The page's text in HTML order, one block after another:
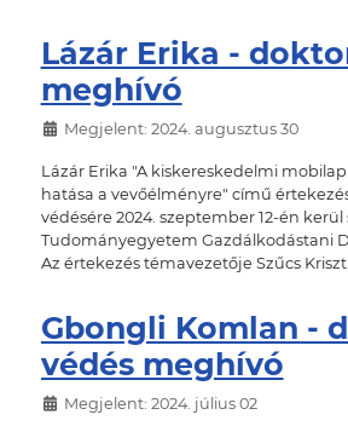
Lázár Erika -
meghívó
Megjelent: 2024. augusztus 30
Lázár Erika "A kiskereskedelmi
hatása a vevőélményre" című
védésére 2024. szeptember 12-én kerül
Tudományegyetem Gazdálkodástani
Az értekezés témavezetője Szűcs
Gbongli Komlan -
védés meghívó
Megjelent: 2024. július 02